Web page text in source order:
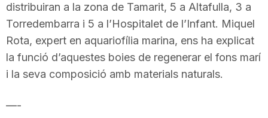
distribuiran a la zona de Tamarit, 5 a Altafulla, 3 a
Torredembarra i 5 a l’Hospitalet de l’Infant. Miquel
Rota, expert en aquariofília marina, ens ha explicat
la funció d’aquestes boies de regenerar el fons marí
i la seva composició amb materials naturals.
—-